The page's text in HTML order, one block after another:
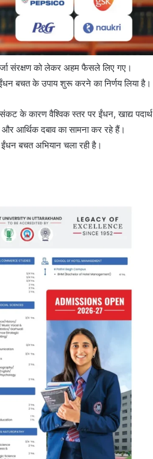
संरक्षण को लेकर अहम फैसले लिए गए।
बचत के उपाय शुरू करने का निर्णय लिया है।
के कारण वैश्विक स्तर पर ईंधन, खाद्य पदार्थ
आर्थिक दबाव का सामना कर रहे हैं।
बचत अभियान चला रही है।